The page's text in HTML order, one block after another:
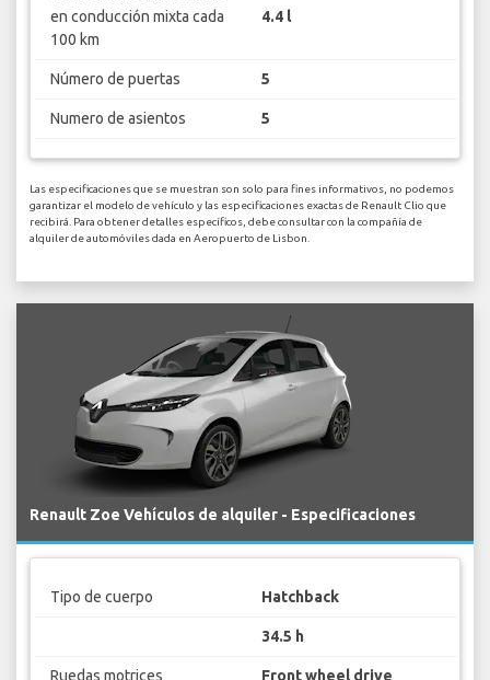
en conducción mixta cada
100 km
4.4 l
Número de puertas 5
Numero de asientos 5
Las especificaciones que se muestran son solo para fines informativos, no podemos
garantizar el modelo de vehículo y las especificaciones exactas de Renault Clio que
recibirá. Para obtener detalles específicos, debe consultar con la compañía de
alquiler de automóviles dada en Aeropuerto de Lisbon.
Renault Zoe Vehículos de alquiler - Especificaciones
Tipo de cuerpo Hatchback
34.5 h
Ruedas motrices Front wheel drive